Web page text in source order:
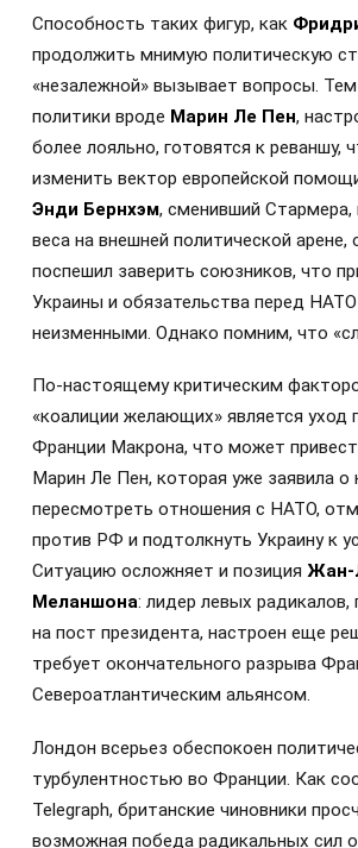
Способность таких фигур, как
продолжить мнимую политическую
«незалежной» вызывает вопросы.
политики вроде Марин Ле Пен,
более лояльно, готовятся к реваншу,
изменить вектор европейской
Энди Бернхэм, сменивший Стармера,
веса на внешней политической арене,
поспешил заверить союзников, что
Украины и обязательства перед НАТО
неизменными. Однако помним, что
По-настоящему критическим
«коалиции желающих» является уход
Франции Макрона, что может
Марин Ле Пен, которая уже заявила о
пересмотреть отношения с НАТО,
против РФ и подтолкнуть Украину к
Ситуацию осложняет и позиция Жан-
Меланшона: лидер левых
на пост президента, настроен еще
требует окончательного разрыва
Североатлантическим альянсом.
Лондон всерьез обеспокоен
турбулентностью во Франции. Как
Telegraph, британские чиновники
возможная победа радикальных сил